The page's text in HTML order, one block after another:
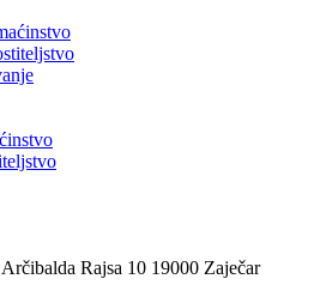
Rajsa 10 19000 Zaječar